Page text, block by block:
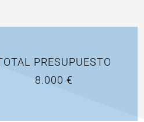
PRESUPUESTO
8.000 €